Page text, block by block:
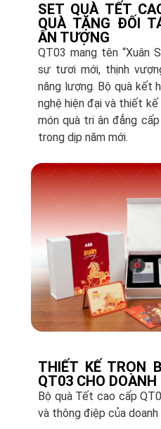
SET QUÀ TẾT
QUÀ TẶNG ĐỐI
ẤN TƯỢNG
QT03 mang tên “Xuân
sự tươi mới, thịnh
năng lượng. Bộ quà kết
nghệ hiện đại và thiết
món quà tri ân đẳng
trong dịp năm mới.
THIẾT KẾ TRỌN
QT03 CHO DOANH
Bộ quà Tết cao cấp
và thông điệp của doanh